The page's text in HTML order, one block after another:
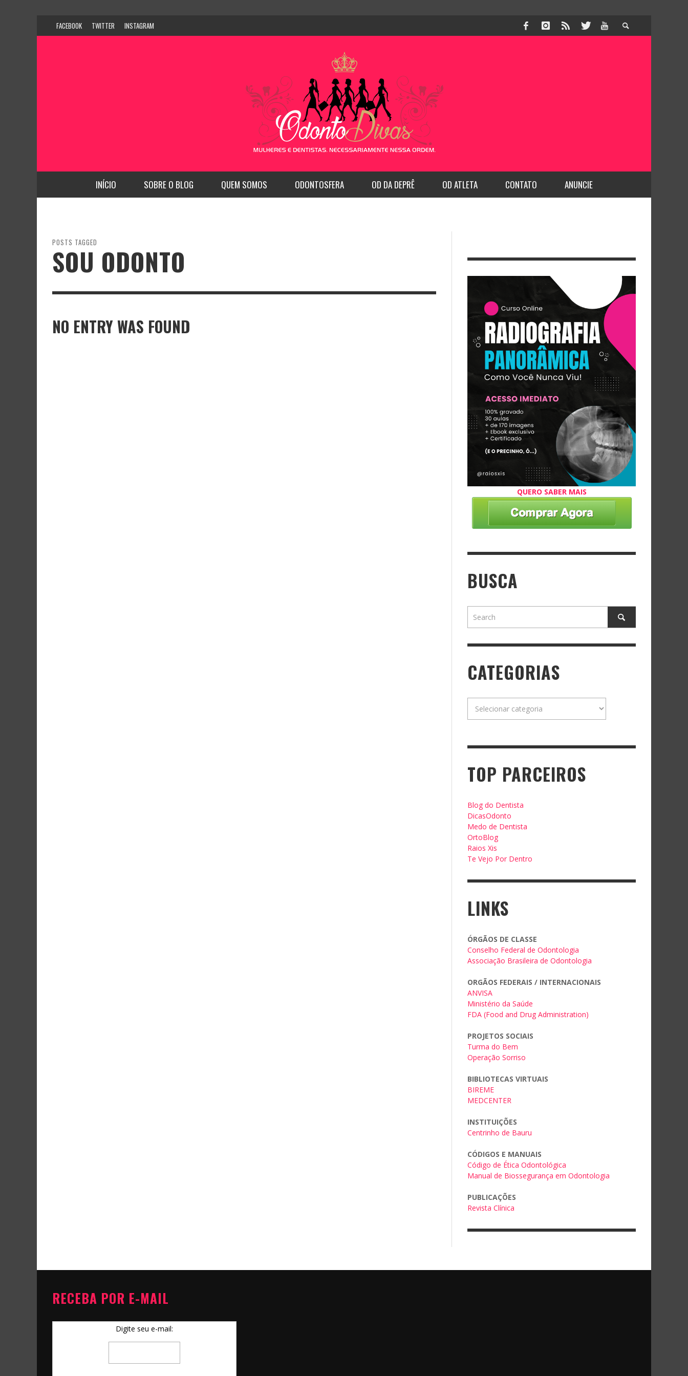
FACEBOOK TWITTER INSTAGRAM
INÍCIO SOBRE O BLOG QUEM SOMOS ODONTOSFERA OD DA DEPRÊ OD ATLETA CONTATO ANUNCIE
POSTS TAGGED
SOU ODONTO
NO ENTRY WAS FOUND
QUERO SABER MAIS
BUSCA
CATEGORIAS
TOP PARCEIROS
Blog do Dentista
DicasOdonto
Medo de Dentista
OrtoBlog
Raios Xis
Te Vejo Por Dentro
LINKS
ÓRGÃOS DE CLASSE
Conselho Federal de Odontologia
Associação Brasileira de Odontologia
ORGÃOS FEDERAIS / INTERNACIONAIS
ANVISA
Ministério da Saúde
FDA (Food and Drug Administration)
PROJETOS SOCIAIS
Turma do Bem
Operação Sorriso
BIBLIOTECAS VIRTUAIS
BIREME
MEDCENTER
INSTITUIÇÕES
Centrinho de Bauru
CÓDIGOS E MANUAIS
Código de Ética Odontológica
Manual de Biossegurança em Odontologia
PUBLICAÇÕES
Revista Clínica
RECEBA POR E-MAIL
Digite seu e-mail: